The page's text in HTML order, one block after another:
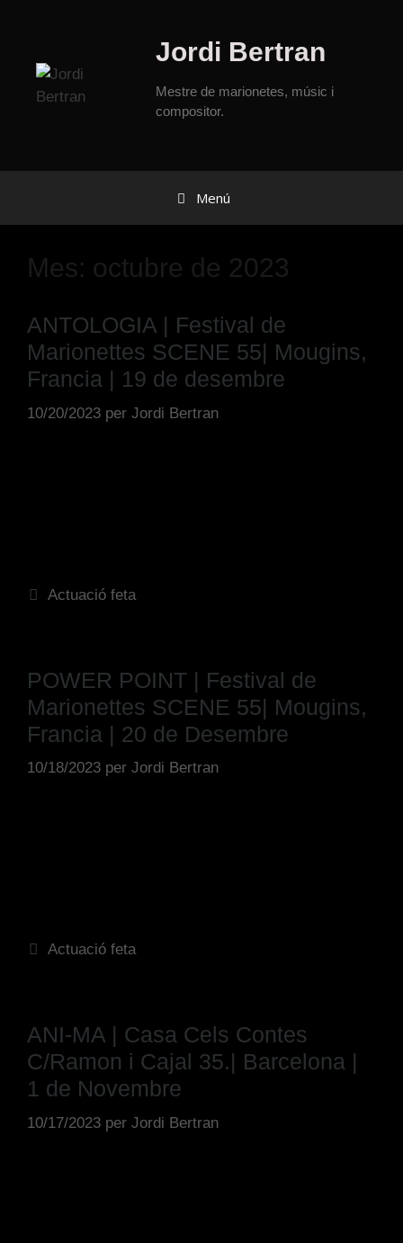
Jordi Bertran
Mestre de marionetes, músic i
compositor.
Menú
Mes: octubre de 2023
ANTOLOGIA | Festival de
Marionettes SCENE 55| Mougins,
Francia | 19 de desembre
10/20/2023 per Jordi Bertran
Actuació feta
POWER POINT | Festival de
Marionettes SCENE 55| Mougins,
Francia | 20 de Desembre
10/18/2023 per Jordi Bertran
Actuació feta
ANI-MA | Casa Cels Contes
C/Ramon i Cajal 35.| Barcelona |
1 de Novembre
10/17/2023 per Jordi Bertran